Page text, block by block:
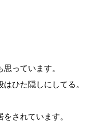
っています。
ひた隠しにしてる。
されています。